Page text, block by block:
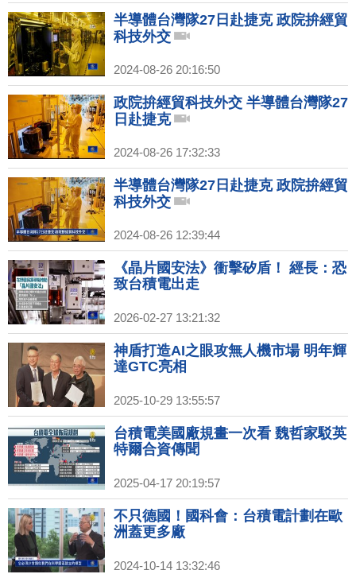
半導體台灣隊27日赴捷克 政院拚經貿
科技外交
2024-08-26 20:16:50
政院拚經貿科技外交 半導體台灣隊27
日赴捷克
2024-08-26 17:32:33
半導體台灣隊27日赴捷克 政院拚經貿
科技外交
2024-08-26 12:39:44
《晶片國安法》衝擊矽盾！ 經長：恐
致台積電出走
2026-02-27 13:21:32
神盾打造AI之眼攻無人機市場 明年輝
達GTC亮相
2025-10-29 13:55:57
台積電美國廠規畫一次看 魏哲家駁英
特爾合資傳聞
2025-04-17 20:19:57
不只德國！國科會：台積電計劃在歐
洲蓋更多廠
2024-10-14 13:32:46